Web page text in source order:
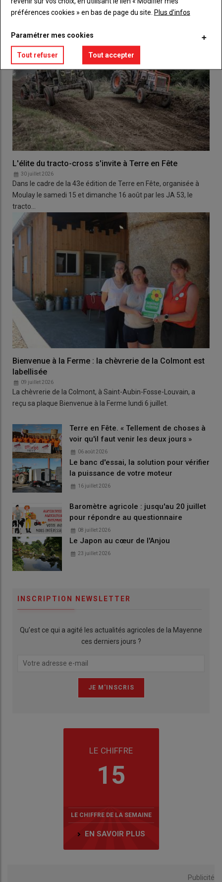
L'élite du tracto-cross s'invite à Terre en Fête
30 juillet 2026
Dans le cadre de la 43e édition de Terre en Fête, organisée à
Moulay le samedi 15 et dimanche 16 août par les JA 53, le
tracto…
Bienvenue à la Ferme : la chèvrerie de la Colmont est
labellisée
09 juillet 2026
La chèvrerie de la Colmont, à Saint-Aubin-Fosse-Louvain, a
reçu sa plaque Bienvenue à la Ferme lundi 6 juillet.
Terre en Fête. « Tellement de choses à
voir qu'il faut venir les deux jours »
06 août 2026
Le banc d'essai, la solution pour vérifier
la puissance de votre moteur
16 juillet 2026
Baromètre agricole : jusqu'au 20 juillet
pour répondre au questionnaire
08 juillet 2026
Le Japon au cœur de l'Anjou
23 juillet 2026
INSCRIPTION NEWSLETTER
Qu’est ce qui a agité les actualités agricoles de la Mayenne
ces derniers jours ?
LE CHIFFRE
15
LE CHIFFRE DE LA SEMAINE
EN SAVOIR PLUS
Publicité
préférences cookies » en bas de page du site. Plus d'infos
Paramétrer mes cookies
Tout refuser Tout accepter